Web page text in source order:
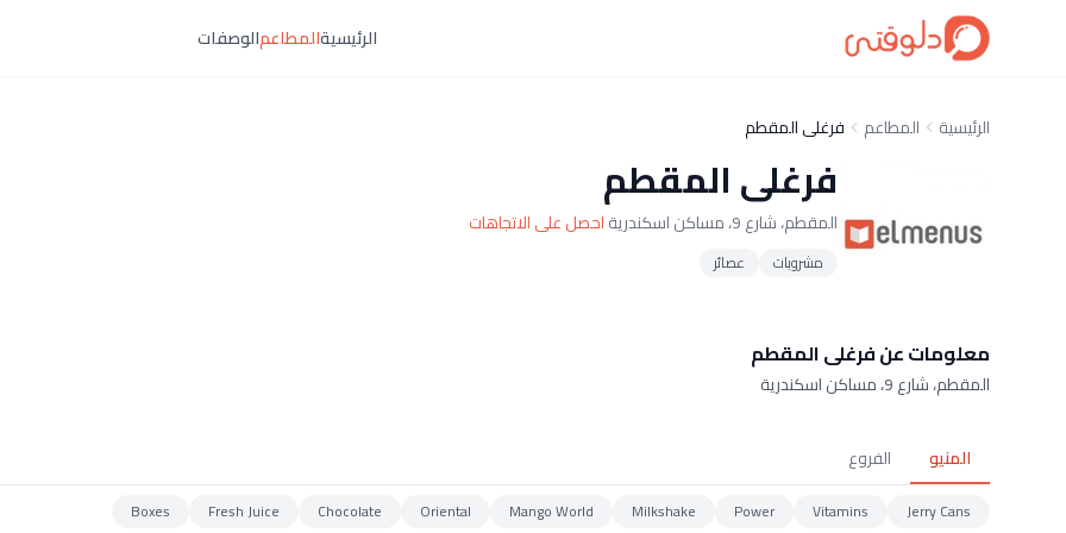
الرئيسيةالمطاعمالوصفات
الرئيسية المطاعم فرغلى المقطم
فرغلى المقطم
المقطم، شارع 9، مساكن اسكندرية احصل على الاتجاهات
مشروبات عصائر
معلومات عن فرغلى المقطم
المقطم، شارع 9، مساكن اسكندرية
المنيو الفروع
Jerry Cans
Vitamins
Power
Milkshake
Mango World
Oriental
Chocolate
Fresh Juice
Boxes